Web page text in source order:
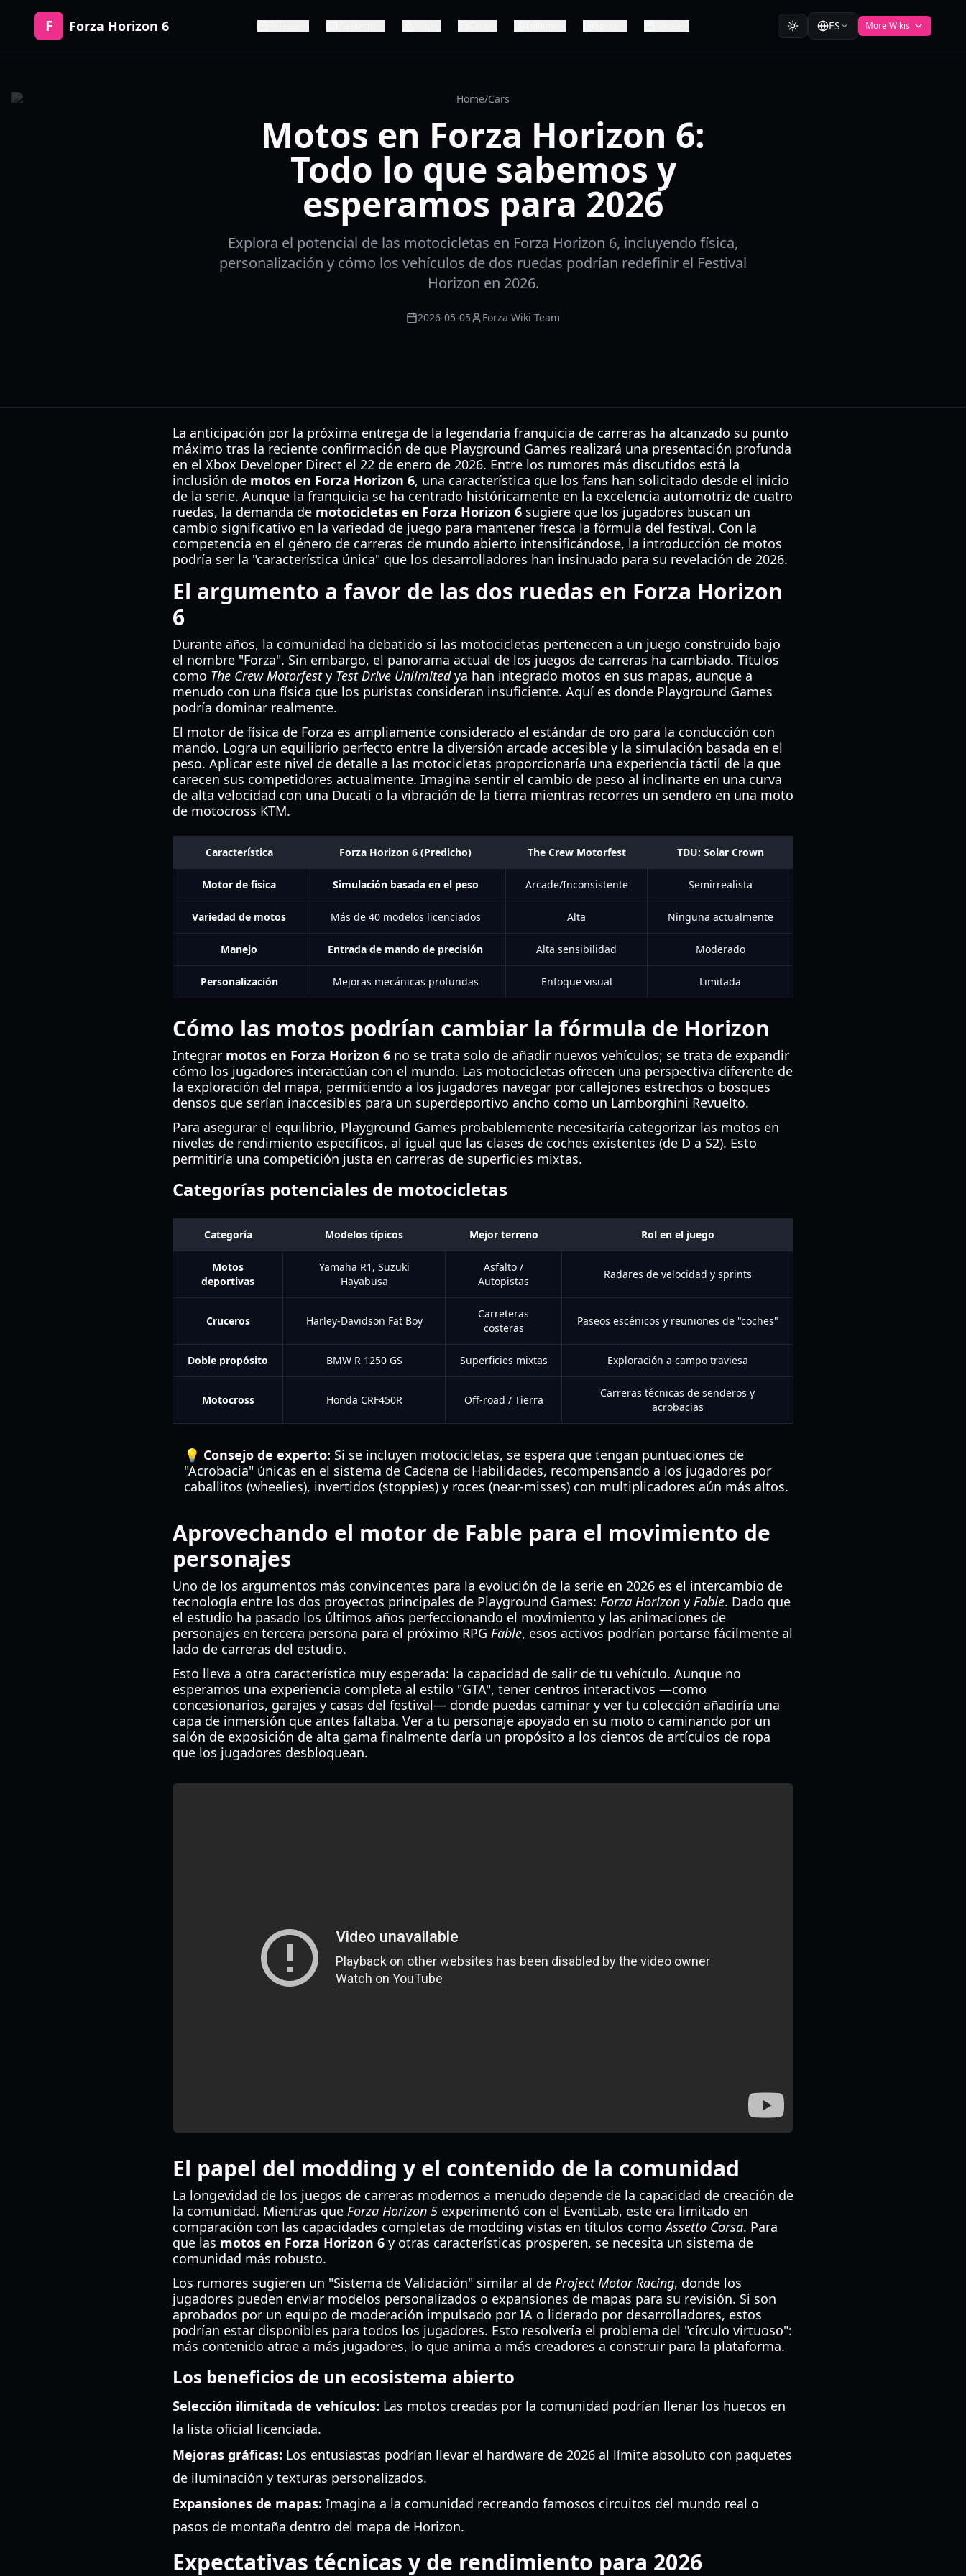
F Forza Horizon 6 ES More Wikis
Home/Cars
Motos en Forza Horizon 6:
Todo lo que sabemos y
esperamos para 2026
Explora el potencial de las motocicletas en Forza Horizon 6, incluyendo física,
personalización y cómo los vehículos de dos ruedas podrían redefinir el Festival
Horizon en 2026.
2026-05-05 Forza Wiki Team
La anticipación por la próxima entrega de la legendaria franquicia de carreras ha alcanzado su punto
máximo tras la reciente confirmación de que Playground Games realizará una presentación profunda
en el Xbox Developer Direct el 22 de enero de 2026. Entre los rumores más discutidos está la
inclusión de motos en Forza Horizon 6, una característica que los fans han solicitado desde el inicio
de la serie. Aunque la franquicia se ha centrado históricamente en la excelencia automotriz de cuatro
ruedas, la demanda de motocicletas en Forza Horizon 6 sugiere que los jugadores buscan un
cambio significativo en la variedad de juego para mantener fresca la fórmula del festival. Con la
competencia en el género de carreras de mundo abierto intensificándose, la introducción de motos
podría ser la "característica única" que los desarrolladores han insinuado para su revelación de 2026.
El argumento a favor de las dos ruedas en Forza Horizon
6
Durante años, la comunidad ha debatido si las motocicletas pertenecen a un juego construido bajo
el nombre "Forza". Sin embargo, el panorama actual de los juegos de carreras ha cambiado. Títulos
como The Crew Motorfesty Test Drive Unlimitedya han integrado motos en sus mapas, aunque a
menudo con una física que los puristas consideran insuficiente. Aquí es donde Playground Games
podría dominar realmente.
El motor de física de Forza es ampliamente considerado el estándar de oro para la conducción con
mando. Logra un equilibrio perfecto entre la diversión arcade accesible y la simulación basada en el
peso. Aplicar este nivel de detalle a las motocicletas proporcionaría una experiencia táctil de la que
carecen sus competidores actualmente. Imagina sentir el cambio de peso al inclinarte en una curva
de alta velocidad con una Ducati o la vibración de la tierra mientras recorres un sendero en una moto
de motocross KTM.
Característica Forza Horizon 6 (Predicho) The Crew Motorfest TDU: Solar Crown
Motor de física Simulación basada en el peso Arcade/Inconsistente Semirrealista
Variedad de motos Más de 40 modelos licenciados Alta Ninguna actualmente
Manejo Entrada de mando de precisión Alta sensibilidad Moderado
Personalización Mejoras mecánicas profundas Enfoque visual Limitada
Cómo las motos podrían cambiar la fórmula de Horizon
Integrar motos en Forza Horizon 6 no se trata solo de añadir nuevos vehículos; se trata de expandir
cómo los jugadores interactúan con el mundo. Las motocicletas ofrecen una perspectiva diferente de
la exploración del mapa, permitiendo a los jugadores navegar por callejones estrechos o bosques
densos que serían inaccesibles para un superdeportivo ancho como un Lamborghini Revuelto.
Para asegurar el equilibrio, Playground Games probablemente necesitaría categorizar las motos en
niveles de rendimiento específicos, al igual que las clases de coches existentes (de D a S2). Esto
permitiría una competición justa en carreras de superficies mixtas.
Categorías potenciales de motocicletas
Categoría Modelos típicos Mejor terreno Rol en el juego
Motos
deportivas
Yamaha R1, Suzuki
Hayabusa
Asfalto /
Autopistas
Radares de velocidad y sprints
Cruceros Harley-Davidson Fat Boy
Carreteras
costeras
Paseos escénicos y reuniones de "coches"
Doble propósito BMW R 1250 GS Superficies mixtas Exploración a campo traviesa
Motocross Honda CRF450R Off-road / Tierra
Carreras técnicas de senderos y
acrobacias
💡 Consejo de experto: Si se incluyen motocicletas, se espera que tengan puntuaciones de
"Acrobacia" únicas en el sistema de Cadena de Habilidades, recompensando a los jugadores por
caballitos (wheelies), invertidos (stoppies) y roces (near-misses) con multiplicadores aún más altos.
Aprovechando el motor de Fable para el movimiento de
personajes
Uno de los argumentos más convincentes para la evolución de la serie en 2026 es el intercambio de
tecnología entre los dos proyectos principales de Playground Games: Forza Horizon y Fable. Dado que
el estudio ha pasado los últimos años perfeccionando el movimiento y las animaciones de
personajes en tercera persona para el próximo RPG Fable, esos activos podrían portarse fácilmente al
lado de carreras del estudio.
Esto lleva a otra característica muy esperada: la capacidad de salir de tu vehículo. Aunque no
esperamos una experiencia completa al estilo "GTA", tener centros interactivos —como
concesionarios, garajes y casas del festival— donde puedas caminar y ver tu colección añadiría una
capa de inmersión que antes faltaba. Ver a tu personaje apoyado en su moto o caminando por un
salón de exposición de alta gama finalmente daría un propósito a los cientos de artículos de ropa
que los jugadores desbloquean.
El papel del modding y el contenido de la comunidad
La longevidad de los juegos de carreras modernos a menudo depende de la capacidad de creación de
la comunidad. Mientras que Forza Horizon 5 experimentó con el EventLab, este era limitado en
comparación con las capacidades completas de modding vistas en títulos comoAssetto Corsa. Para
que las motos en Forza Horizon 6 y otras características prosperen, se necesita un sistema de
comunidad más robusto.
Los rumores sugieren un "Sistema de Validación" similar al de Project Motor Racing, donde los
jugadores pueden enviar modelos personalizados o expansiones de mapas para su revisión. Si son
aprobados por un equipo de moderación impulsado por IA o liderado por desarrolladores, estos
podrían estar disponibles para todos los jugadores. Esto resolvería el problema del "círculo virtuoso":
más contenido atrae a más jugadores, lo que anima a más creadores a construir para la plataforma.
Los beneficios de un ecosistema abierto
Selección ilimitada de vehículos: Las motos creadas por la comunidad podrían llenar los huecos en
la lista oficial licenciada.
Mejoras gráficas: Los entusiastas podrían llevar el hardware de 2026 al límite absoluto con paquetes
de iluminación y texturas personalizados.
Expansiones de mapas: Imagina a la comunidad recreando famosos circuitos del mundo real o
pasos de montaña dentro del mapa de Horizon.
Expectativas técnicas y de rendimiento para 2026